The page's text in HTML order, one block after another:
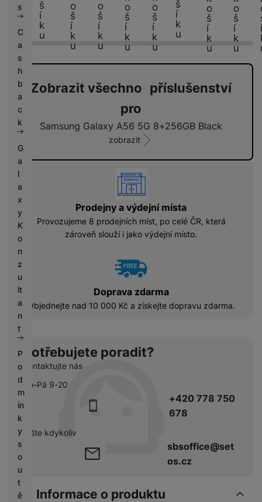
s
C
a
s
h
b
a
c
k
G
a
l
a
x
y
K
o
n
z
u
lt
a
n
t
P
o
d
m
ín
k
y
s
o
u
t
ě
š
í
k
u
o
š
í
k
u
o
š
í
k
u
o
š
í
k
u
o
š
í
k
u
š
í
k
u
o
š
í
k
u
o
š
í
k
u
Zobrazit všechno příslušenství
pro
Samsung Galaxy A56 5G 8+256GB Black
zobrazit
Prodejny a výdejní místa
Provozujeme 8 prodejních míst, po celé ČR, která
zároveň slouží i jako výdejní místo.
Doprava zdarma
Objednejte nad 10 000 Kč a získejte dopravu zdarma.
Potřebujete poradit?
Kontaktujte nás
Po-Pá 9-20
+420 778 750
678
pište kdykoliv
sbsoffice@set
os.cz
Informace o produktu